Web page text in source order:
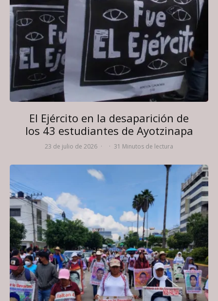
El Ejército en la desaparición de
los 43 estudiantes de Ayotzinapa
23 de julio de 2026 · · 31 Minutos de lectura